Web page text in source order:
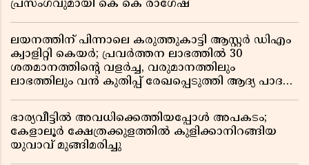
പ്രസംഗവുമായി കെ കെ രാഗേഷ്
ലയനത്തിന് പിന്നാലെ കരുത്തുകാട്ടി ആസ്റ്റർ ഡിഎം
ക്വാളിറ്റി കെയർ; പ്രവർത്തന ലാഭത്തിൽ 30
ശതമാനത്തിൻ്റെ വളർച്ച, വരുമാനത്തിലും
ലാഭത്തിലും വൻ കുതിപ്പ് രേഖപ്പെടുത്തി ആദ്യ പാദ
ഭാര്യവീട്ടിൽ അവധിക്കെത്തിയപ്പോൾ അപകടം;
കേളാലൂർ ക്ഷേത്രക്കുളത്തിൽ കുളിക്കാനിറങ്ങിയ
യുവാവ് മുങ്ങിമരിച്ചു